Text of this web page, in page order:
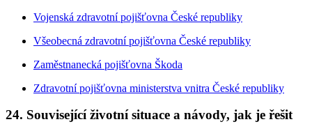
Vojenská zdravotní pojišťovna České republiky
Všeobecná zdravotní pojišťovna České republiky
Zaměstnanecká pojišťovna Škoda
Zdravotní pojišťovna ministerstva vnitra České republiky
24. Související životní situace a návody, jak je řešit